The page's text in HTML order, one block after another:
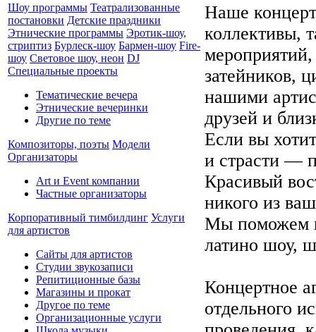
Шоу программы Театрализованные
постановки Детские праздники
Этнические программы Эротик-шоу,
стриптиз Бурлеск-шоу Бармен-шоу Fire-
шоу Световое шоу, неон DJ
Специальные проекты
Тематические вечера
Этнические вечеринки
Другие по теме
Композиторы, поэты Модели
Организаторы
Art и Event компании
Частные организаторы
Корпоративный тимбилдинг Услуги
для артистов
Сайты для артистов
Студии звукозаписи
Репитиционные базы
Магазины и прокат
Другое по теме
Организационные услуги
Наше
коллективы,
затейников,
нашими
друзей и
Если вы
и страсти —
Красивый
никого из
Мы поможем
латино шоу,
Концертное
отдельного